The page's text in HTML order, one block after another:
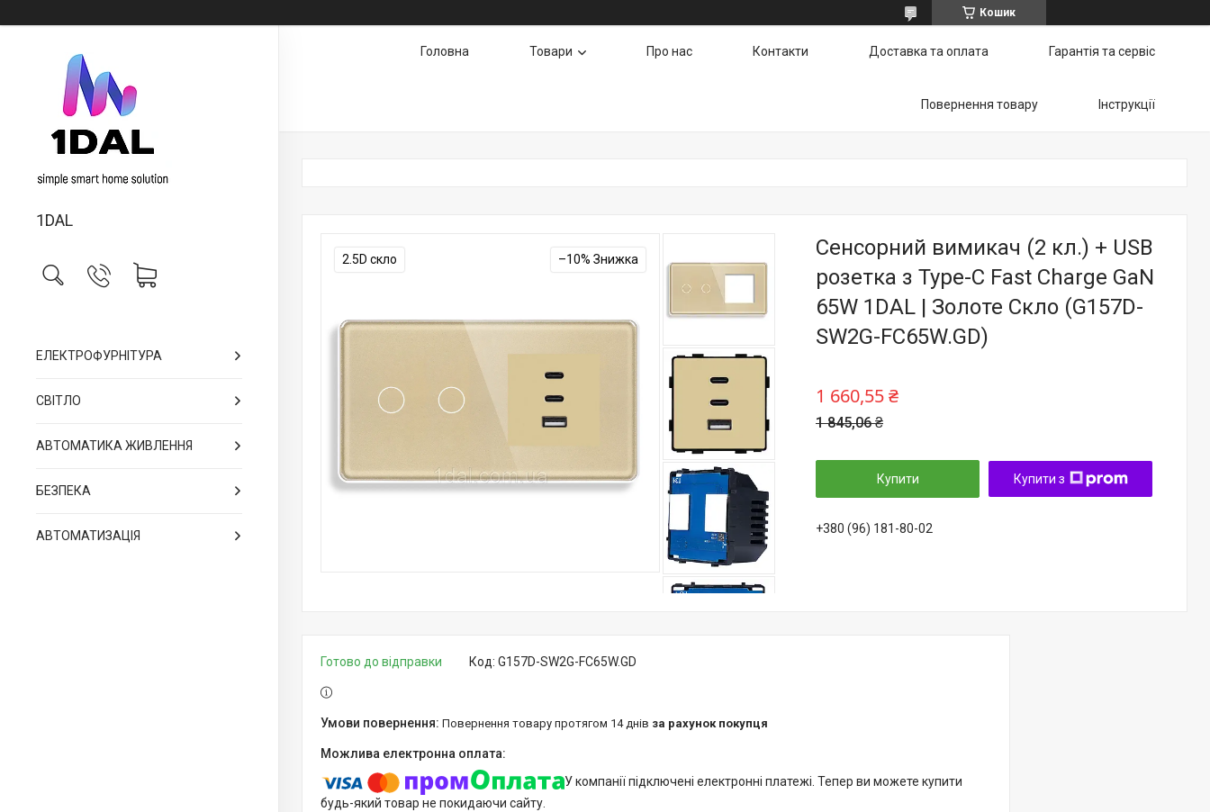
Кошик
1DAL
ЕЛЕКТРОФУРНІТУРА
СВІТЛО
АВТОМАТИКА ЖИВЛЕННЯ
БЕЗПЕКА
АВТОМАТИЗАЦІЯ
Головна Товари Про нас Контакти Доставка та оплата Гарантія та сервіс
Повернення товару Інструкції
2.5D скло –10%
Сенсорний вимикач (2 кл.) + USB
розетка з Type-C Fast Charge GaN
65W 1DAL | Золоте Скло (G157D-
SW2G-FC65W.GD)
1 845,06 ₴
1 660,55 ₴
Купити Купити з
+380 (96) 181-80-02
Готово до відправки Код: G157D-SW2G-FC65W.GD
повернення товару протягом 14 днів за рахунок покупця
У компанії підключені електронні платежі. Тепер ви можете купити
будь-який товар не покидаючи сайту.